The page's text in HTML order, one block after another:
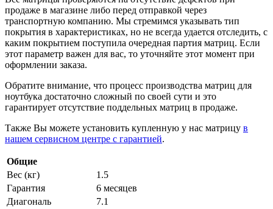
продаже в магазине либо перед отправкой через
транспортную компанию. Мы стремимся указывать тип
покрытия в характеристиках, но не всегда удается отследить, с
каким покрытием поступила очередная партия матриц. Если
этот параметр важен для вас, то уточняйте этот момент при
оформлении заказа.
Обратите внимание, что процесс производства матриц для
ноутбука достаточно сложный по своей сути и это
гарантирует отсутствие поддельных матриц в продаже.
Также Вы можете установить купленную у нас матрицу в
нашем сервисном центре с гарантией.
Общие
Вес (кг)
1.5
Гарантия
6 месяцев
Диагональ
7.1